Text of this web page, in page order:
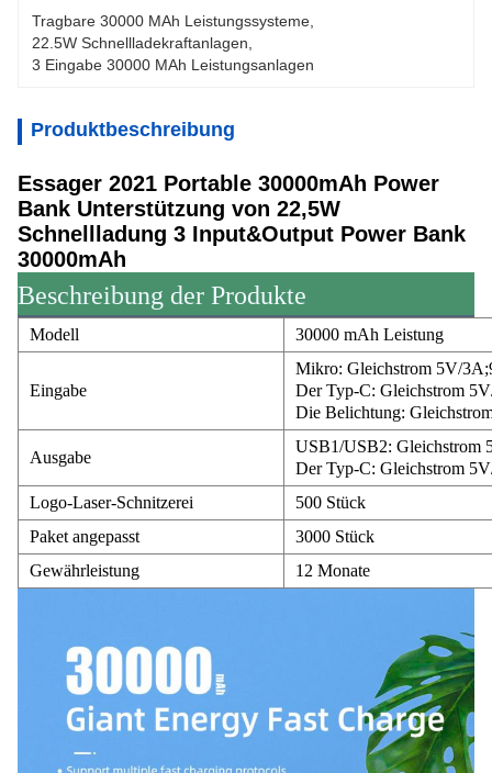
Tragbare 30000 MAh Leistungssysteme
22.5W Schnellladekraftanlagen
3 Eingabe 30000 MAh Leistungsanlagen
Produktbeschreibung
Essager 2021 Portable 30000mAh Power
Bank Unterstützung von 22,5W
Schnellladung 3 Input&Output Power Bank
30000mAh
Beschreibung der Produkte
Modell 30000 mAh Leistung
Eingabe
Mikro: Gleichstrom 5V/
Der Typ-C: Gleichstrom
Die Belichtung:
Ausgabe
USB1/USB2:
Der Typ-C: Gleichstrom
Logo-Laser-Schnitzerei
500 Stück
Paket angepasst
3000 Stück
Gewährleistung
12 Monate